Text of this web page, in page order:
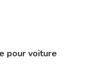
pour voiture